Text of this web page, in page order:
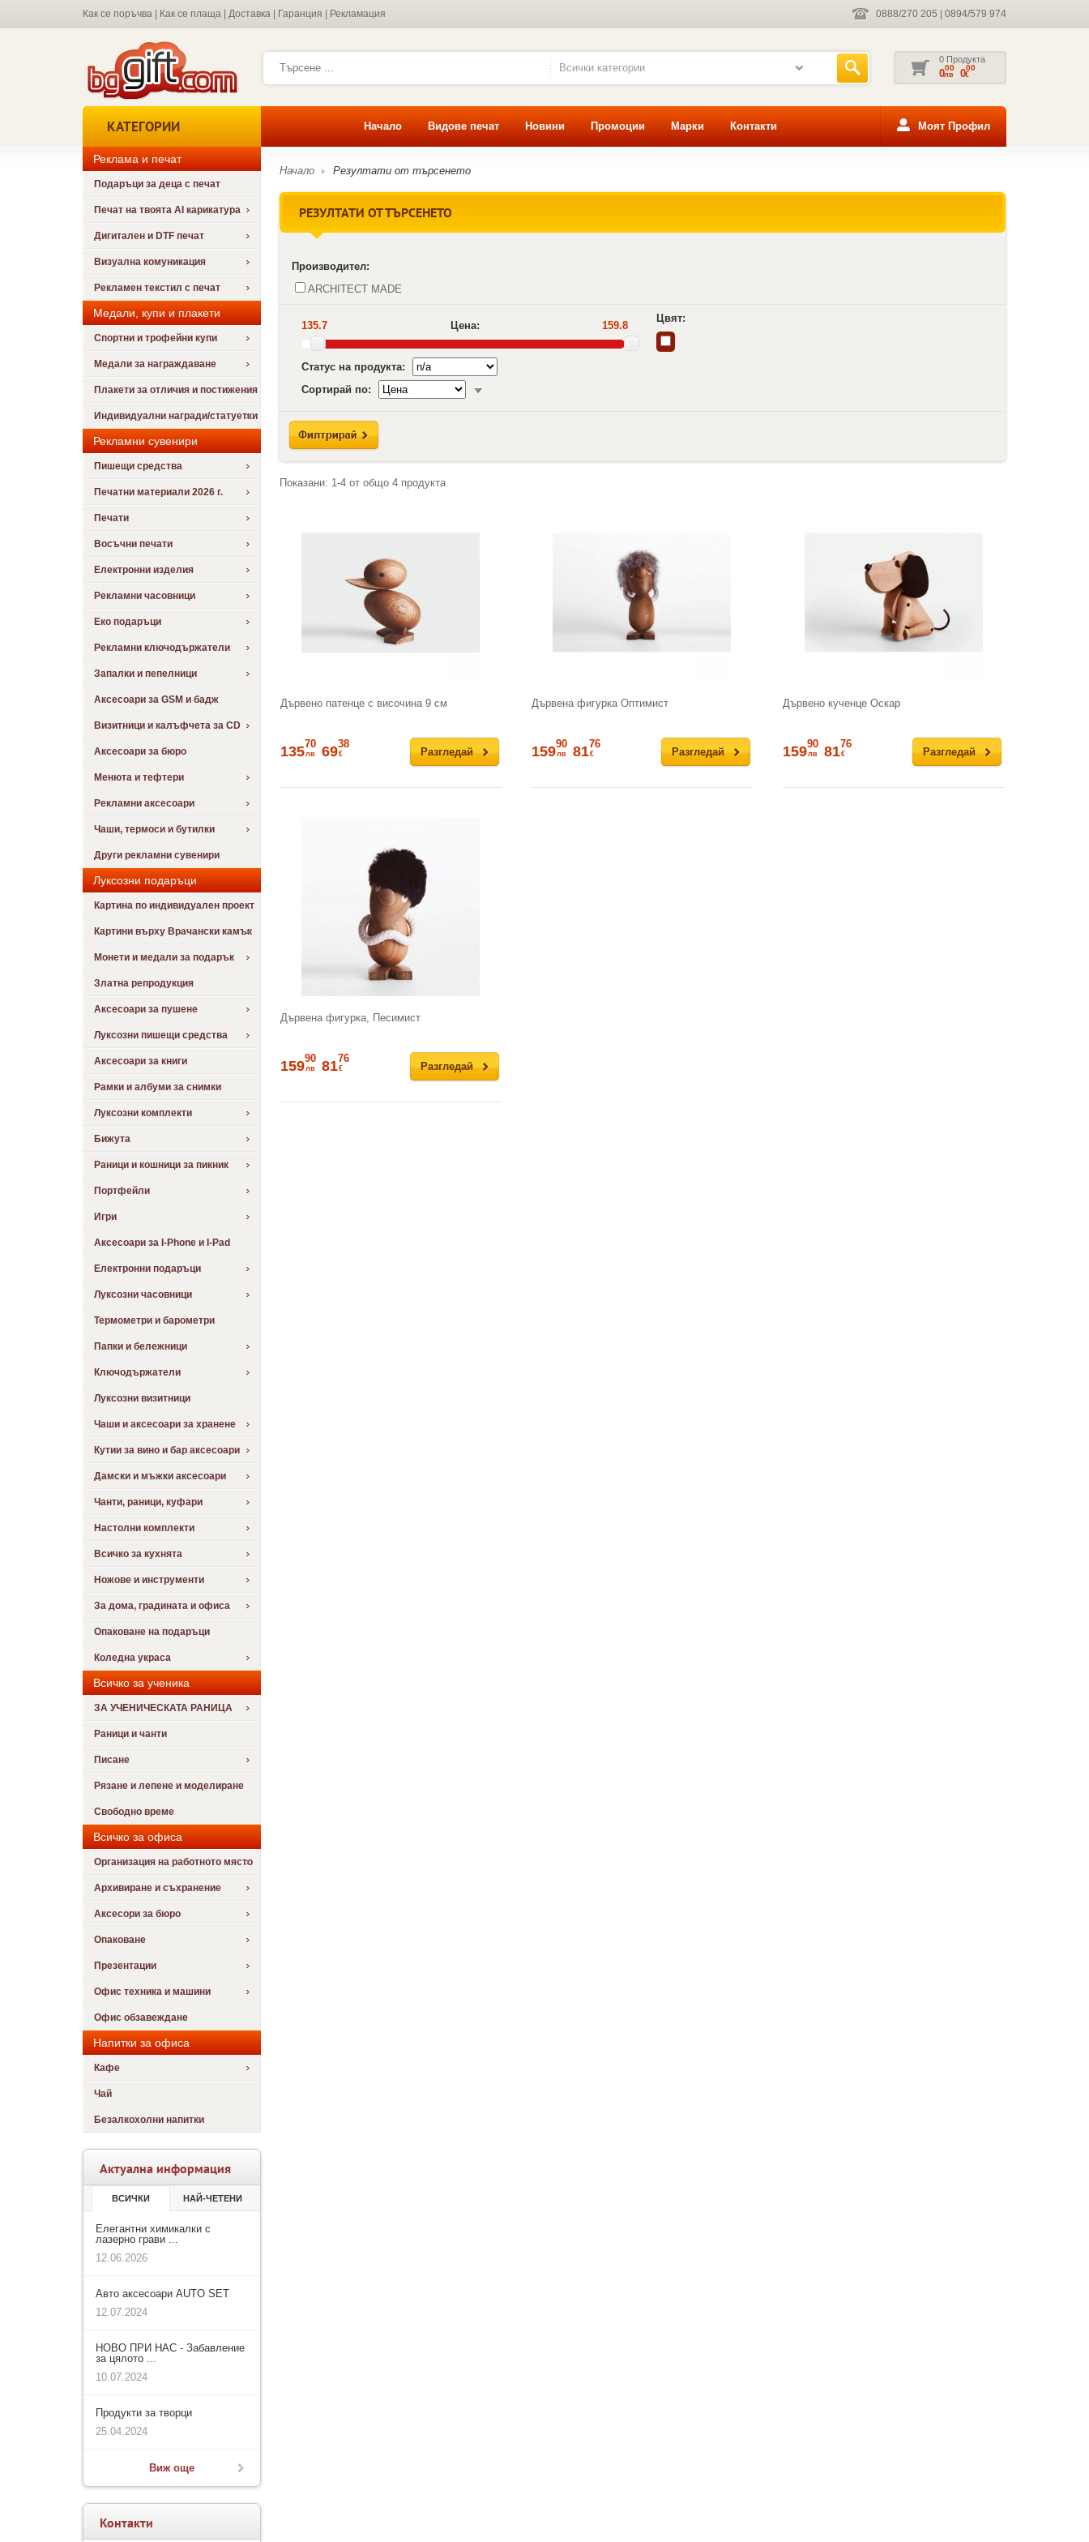
0888/270 205 0894/579 974
Как се поръчва Как се плаща Доставка Гаранция Рекламация
Всички категории
0 Продукта
000
лв 000
€
КАТЕГОРИИ Начало Видове печат Новини Промоции Марки Контакти Моят Профил
Реклама и печат
Подаръци за деца с печат
Печат на твоята AI карикатура
Дигитален и DTF печат
Визуална комуникация
Рекламен текстил с печат
Медали, купи и плакети
Спортни и трофейни купи
Медали за награждаване
Плакети за отличия и постижения
Индивидуални награди/статуетки
Рекламни сувенири
Пишещи средства
Печатни материали 2026 г.
Печати
Восъчни печати
Електронни изделия
Рекламни часовници
Еко подаръци
Рекламни ключодържатели
Запалки и пепелници
Аксесоари за GSM и бадж
Визитници и калъфчета за CD
Аксесоари за бюро
Менюта и тефтери
Рекламни аксесоари
Чаши, термоси и бутилки
Други рекламни сувенири
Луксозни подаръци
Картина по индивидуален проект
Картини върху Врачански камък
Монети и медали за подарък
Златна репродукция
Аксесоари за пушене
Луксозни пишещи средства
Аксесоари за книги
Рамки и албуми за снимки
Луксозни комплекти
Бижута
Раници и кошници за пикник
Портфейли
Игри
Аксесоари за I-Phone и I-Pad
Електронни подаръци
Луксозни часовници
Термометри и барометри
Папки и бележници
Ключодържатели
Луксозни визитници
Чаши и аксесоари за хранене
Кутии за вино и бар аксесоари
Дамски и мъжки аксесоари
Чанти, раници, куфари
Настолни комплекти
Всичко за кухнята
Ножове и инструменти
За дома, градината и офиса
Опаковане на подаръци
Коледна украса
Всичко за ученика
ЗА УЧЕНИЧЕСКАТА РАНИЦА
Раници и чанти
Писане
Рязане и лепене и моделиране
Свободно време
Всичко за офиса
Организация на работното място
Архивиране и съхранение
Аксесори за бюро
Опаковане
Презентации
Офис техника и машини
Офис обзавеждане
Напитки за офиса
Кафе
Чай
Безалкохолни напитки
Актуална информация
ВСИЧКИ НАЙ-ЧЕТЕНИ
Елегантни химикалки с
лазерно грави ...
12.06.2026
Авто аксесоари AUTO SET
12.07.2024
НОВО ПРИ НАС - Забавление
за цялото ...
10.07.2024
Продукти за творци
25.04.2024
Виж още
Контакти
Начало Резултати от търсенето
РЕЗУЛТАТИ ОТ ТЪРСЕНЕТО
Производител:
ARCHITECT MADE
135.7 Цена: 159.8
Статус на продукта:
Сортирай по:
Цвят:
Показани: 1-4от общо 4продукта
Дървено патенце с височина 9 см
Разгледай
13570
лв 6938
€
Дървена фигурка Оптимист
Разгледай
15990
лв 8176
€
Дървено кученце Оскар
Разгледай
15990
лв 8176
€
Дървена фигурка, Песимист
Разгледай
15990
лв 8176
€